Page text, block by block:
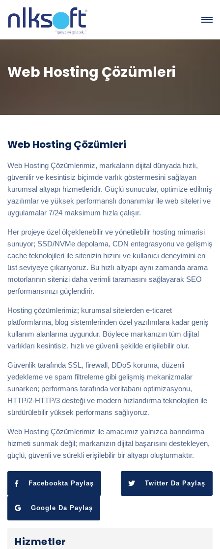
Web Hosting Çözümleri
Web Hosting Çözümleri
Web Hosting Çözümlerimiz, markaların dijital dünyada hızlı,
güvenilir ve kesintisiz biçimde varlık göstermesini sağlayan
kurumsal altyapı hizmetleridir. Güçlü sunucular, optimize edilmiş
yazılımlar ve yüksek performanslı donanımlar ile web siteleri ve
uygulamalar 7/24 maksimum hızla çalışır.
Her projeye özel ölçeklenebilir ve yönetilebilir hosting mimarisi
sunuyor; SSD/NVMe depolama, CDN entegrasyonu ve gelişmiş
cache teknolojileri ile sitenizin hızını ve kullanıcı deneyimini en
üst seviyeye çıkarıyoruz. Bu hızlı altyapı aynı zamanda arama
motorlarının sitenizi daha verimli taramasını sağlayarak SEO
performansınızı güçlendirir.
Hosting çözümlerimiz; kurumsal sitelerden e-ticaret
platformlarına, blog sistemlerinden özel yazılımlara kadar geniş
kullanım alanlarına uygundur. Böylece markanızın tüm dijital
varlıkları kesintisiz, hızlı ve güvenli şekilde erişilebilir olur.
Güvenlik tarafında SSL, firewall, DDoS koruma, düzenli
yedekleme ve spam filtreleme gibi gelişmiş mekanizmalar
sunarken; performans tarafında veritabanı optimizasyonu,
HTTP/2-HTTP/3 desteği ve modern hızlandırma teknolojileri ile
sürdürülebilir yüksek performans sağlıyoruz.
Web Hosting Çözümlerimiz ile amacımız yalnızca barındırma
hizmeti sunmak değil; markanızın dijital başarısını destekleyen,
güçlü, güvenli ve sürekli erişilebilir bir altyapı oluşturmaktır.
Facebookta Paylaş Twitter Da Paylaş
Google Da Paylaş
Hizmetler